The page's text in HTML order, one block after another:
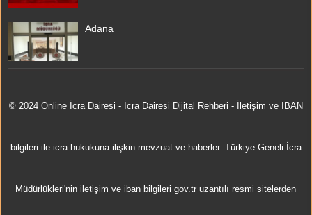
Adana
© 2024 Online İcra Dairesi - İcra Dairesi Dijital Rehberi - İletişim ve IBAN
bilgileri ile icra hukukuna ilişkin mevzuat ve haberler. Türkiye Geneli İcra
Müdürlükleri'nin iletişim ve iban bilgileri gov.tr uzantılı resmi sitelerden